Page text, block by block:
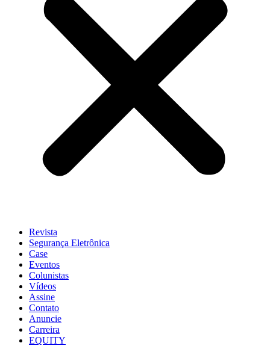
Revista
Segurança Eletrônica
Case
Eventos
Colunistas
Vídeos
Assine
Contato
Anuncie
Carreira
EQUITY